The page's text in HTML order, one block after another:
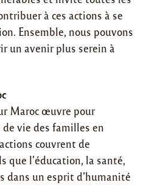
à ces actions à se
Ensemble, nous pouvons
un avenir plus serein à
Maroc œuvre pour
vie des familles en
couvrent de
que l’éducation, la santé,
dans un esprit d’humanité